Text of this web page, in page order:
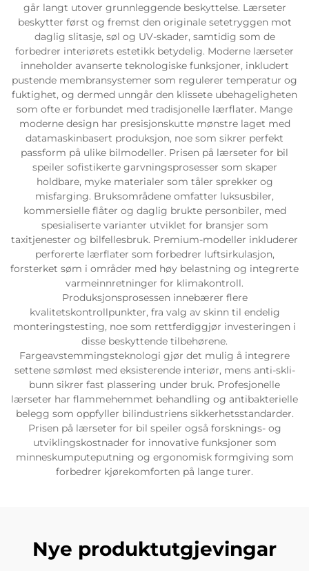
går langt utover grunnleggende beskyttelse. Lærseter
beskytter først og fremst den originale setetryggen mot
daglig slitasje, søl og UV-skader, samtidig som de
forbedrer interiørets estetikk betydelig. Moderne lærseter
inneholder avanserte teknologiske funksjoner, inkludert
pustende membransystemer som regulerer temperatur og
fuktighet, og dermed unngår den klissete ubehageligheten
som ofte er forbundet med tradisjonelle lærflater. Mange
moderne design har presisjonskutte mønstre laget med
datamaskinbasert produksjon, noe som sikrer perfekt
passform på ulike bilmodeller. Prisen på lærseter for bil
speiler sofistikerte garvningsprosesser som skaper
holdbare, myke materialer som tåler sprekker og
misfarging. Bruksområdene omfatter luksusbiler,
kommersielle flåter og daglig brukte personbiler, med
spesialiserte varianter utviklet for bransjer som
taxitjenester og bilfellesbruk. Premium-modeller inkluderer
perforerte lærflater som forbedrer luftsirkulasjon,
forsterket søm i områder med høy belastning og integrerte
varmeinnretninger for klimakontroll.
Produksjonsprosessen innebærer flere
kvalitetskontrollpunkter, fra valg av skinn til endelig
monteringstesting, noe som rettferdiggjør investeringen i
disse beskyttende tilbehørene.
Fargeavstemmingsteknologi gjør det mulig å integrere
settene sømløst med eksisterende interiør, mens anti-skli-
bunn sikrer fast plassering under bruk. Profesjonelle
lærseter har flammehemmet behandling og antibakterielle
belegg som oppfyller bilindustriens sikkerhetsstandarder.
Prisen på lærseter for bil speiler også forsknings- og
utviklingskostnader for innovative funksjoner som
minneskumputeputning og ergonomisk formgiving som
forbedrer kjørekomforten på lange turer.
Nye produktutgjevingar